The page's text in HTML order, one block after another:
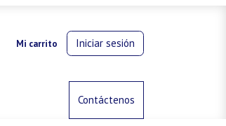
Mi carrito Iniciar sesión
Control de animalesContáctenos